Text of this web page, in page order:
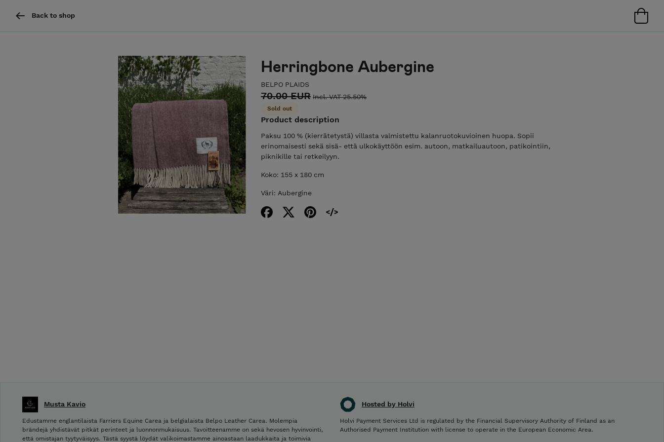
Back to shop
Herringbone Aubergine
BELPO PLAIDS
70.00 EUR Incl. VAT 25.50%
Sold out
Product description
Paksu 100 % (kierrätetystä) villasta valmistettu kalanruotokuvioinen huopa. Sopii
erinomaisesti sekä sisä- että ulkokäyttöön esim. autoon, matkailuautoon, patikointiin,
piknikille tai retkeilyyn.
Koko: 155 x 180 cm
Väri: Aubergine
Hosted by Holvi
Holvi Payment Services Ltd is regulated by the Financial Supervisory Authority of Finland as an
Authorised Payment Institution with license to operate in the European Economic Area.
Musta Kavio
Edustamme englantilaista Farriers Equine Carea ja belgialaista Belpo Leather Carea. Molempia
brändejä yhdistävät pitkät perinteet ja luonnonmukaisuus. Tavoitteenamme on sekä hevosen hyvinvointi,
että omistajan tyytyväisyys. Tästä syystä löydät valikoimastamme ainoastaan laadukkaita ja toimivia